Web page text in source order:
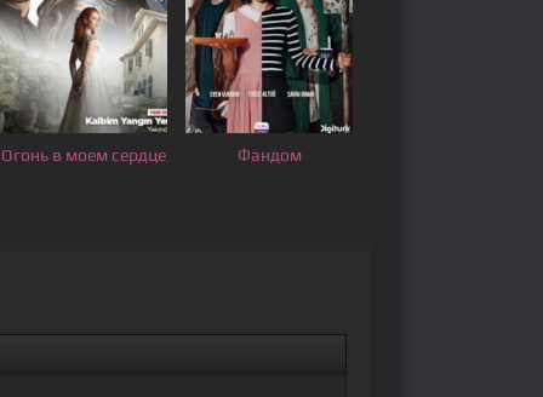
Огонь в моем сердце Фандом